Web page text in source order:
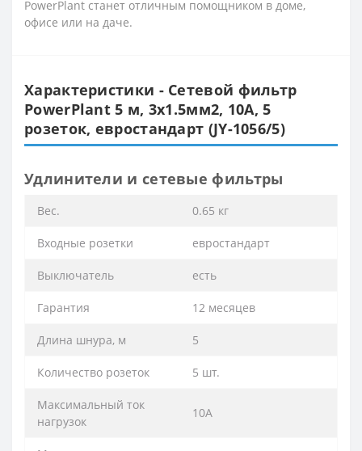
PowerPlant станет отличным помощником в доме,
офисе или на даче.
Характеристики - Сетевой фильтр
PowerPlant 5 м, 3x1.5мм2, 10А, 5
розеток, евростандарт (JY-1056/5)
Удлинители и сетевые фильтры
Вес. 0.65 кг
Входные розетки евростандарт
Выключатель есть
Гарантия 12 месяцев
Длина шнура, м 5
Количество розеток 5 шт.
Максимальный ток
нагрузок
10А